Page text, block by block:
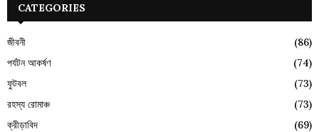
CATEGORIES
জীবনী
(86)
পর্যটন আকর্ষণ
(74)
ফুটবল
(73)
রহস্য রোমাঞ্চ
(73)
ক্রীড়াবিদ
(69)